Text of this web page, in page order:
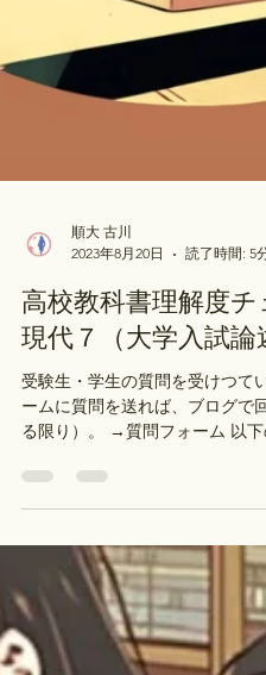
順大 古川
2023年8月20日
読了時間: 5
高校教科書理解度チ
現代７（大学入試論